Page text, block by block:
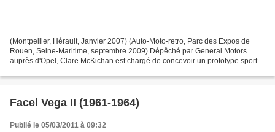
(Montpellier, Hérault, Janvier 2007) (Auto-Moto-retro, Parc des Expos de
Rouen, Seine-Maritime, septembre 2009) Dépêché par General Motors
auprès d'Opel, Clare McKichan est chargé de concevoir un prototype sportif
Facel Vega II (1961-1964)
Publié le 05/03/2011 à 09:32